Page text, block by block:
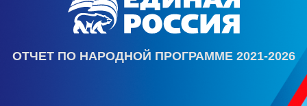
ОТЧЕТ ПО НАРОДНОЙ ПРОГРАММЕ 2021-2026